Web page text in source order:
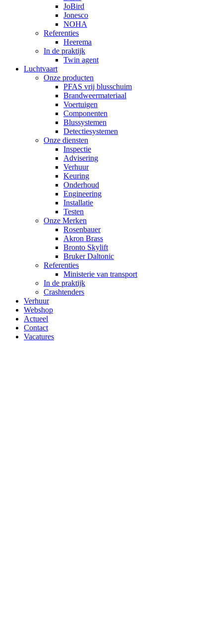
JoBird
Jonesco
NOHA
Referenties
Heerema
In de praktijk
Twin agent
Luchtvaart
Onze producten
PFAS vrij blusschuim
Brandweermateriaal
Voertuigen
Componenten
Blussystemen
Detectiesystemen
Onze diensten
Inspectie
Advisering
Verhuur
Keuring
Onderhoud
Engineering
Installatie
Testen
Onze Merken
Rosenbauer
Akron Brass
Bronto Skylift
Bruker Daltonic
Referenties
Ministerie van transport
In de praktijk
Crashtenders
Verhuur
Webshop
Actueel
Contact
Vacatures